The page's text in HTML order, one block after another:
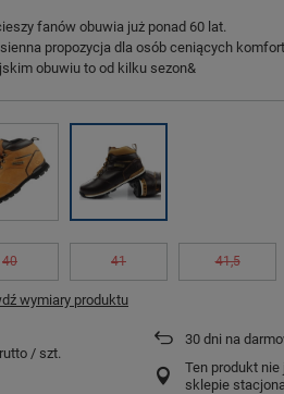
fanów obuwia już ponad 60 lat.
propozycja dla osób ceniących
obuwiu to od kilku sezon&
40 41 41,5
wymiary produktu
/ szt.
30 dni na
Ten produkt
sklepie